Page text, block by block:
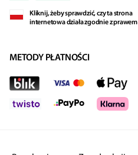
Kliknij, żeby sprawdzić, czy ta strona
internetowa działa zgodnie z prawem
METODY PŁATNOŚCI